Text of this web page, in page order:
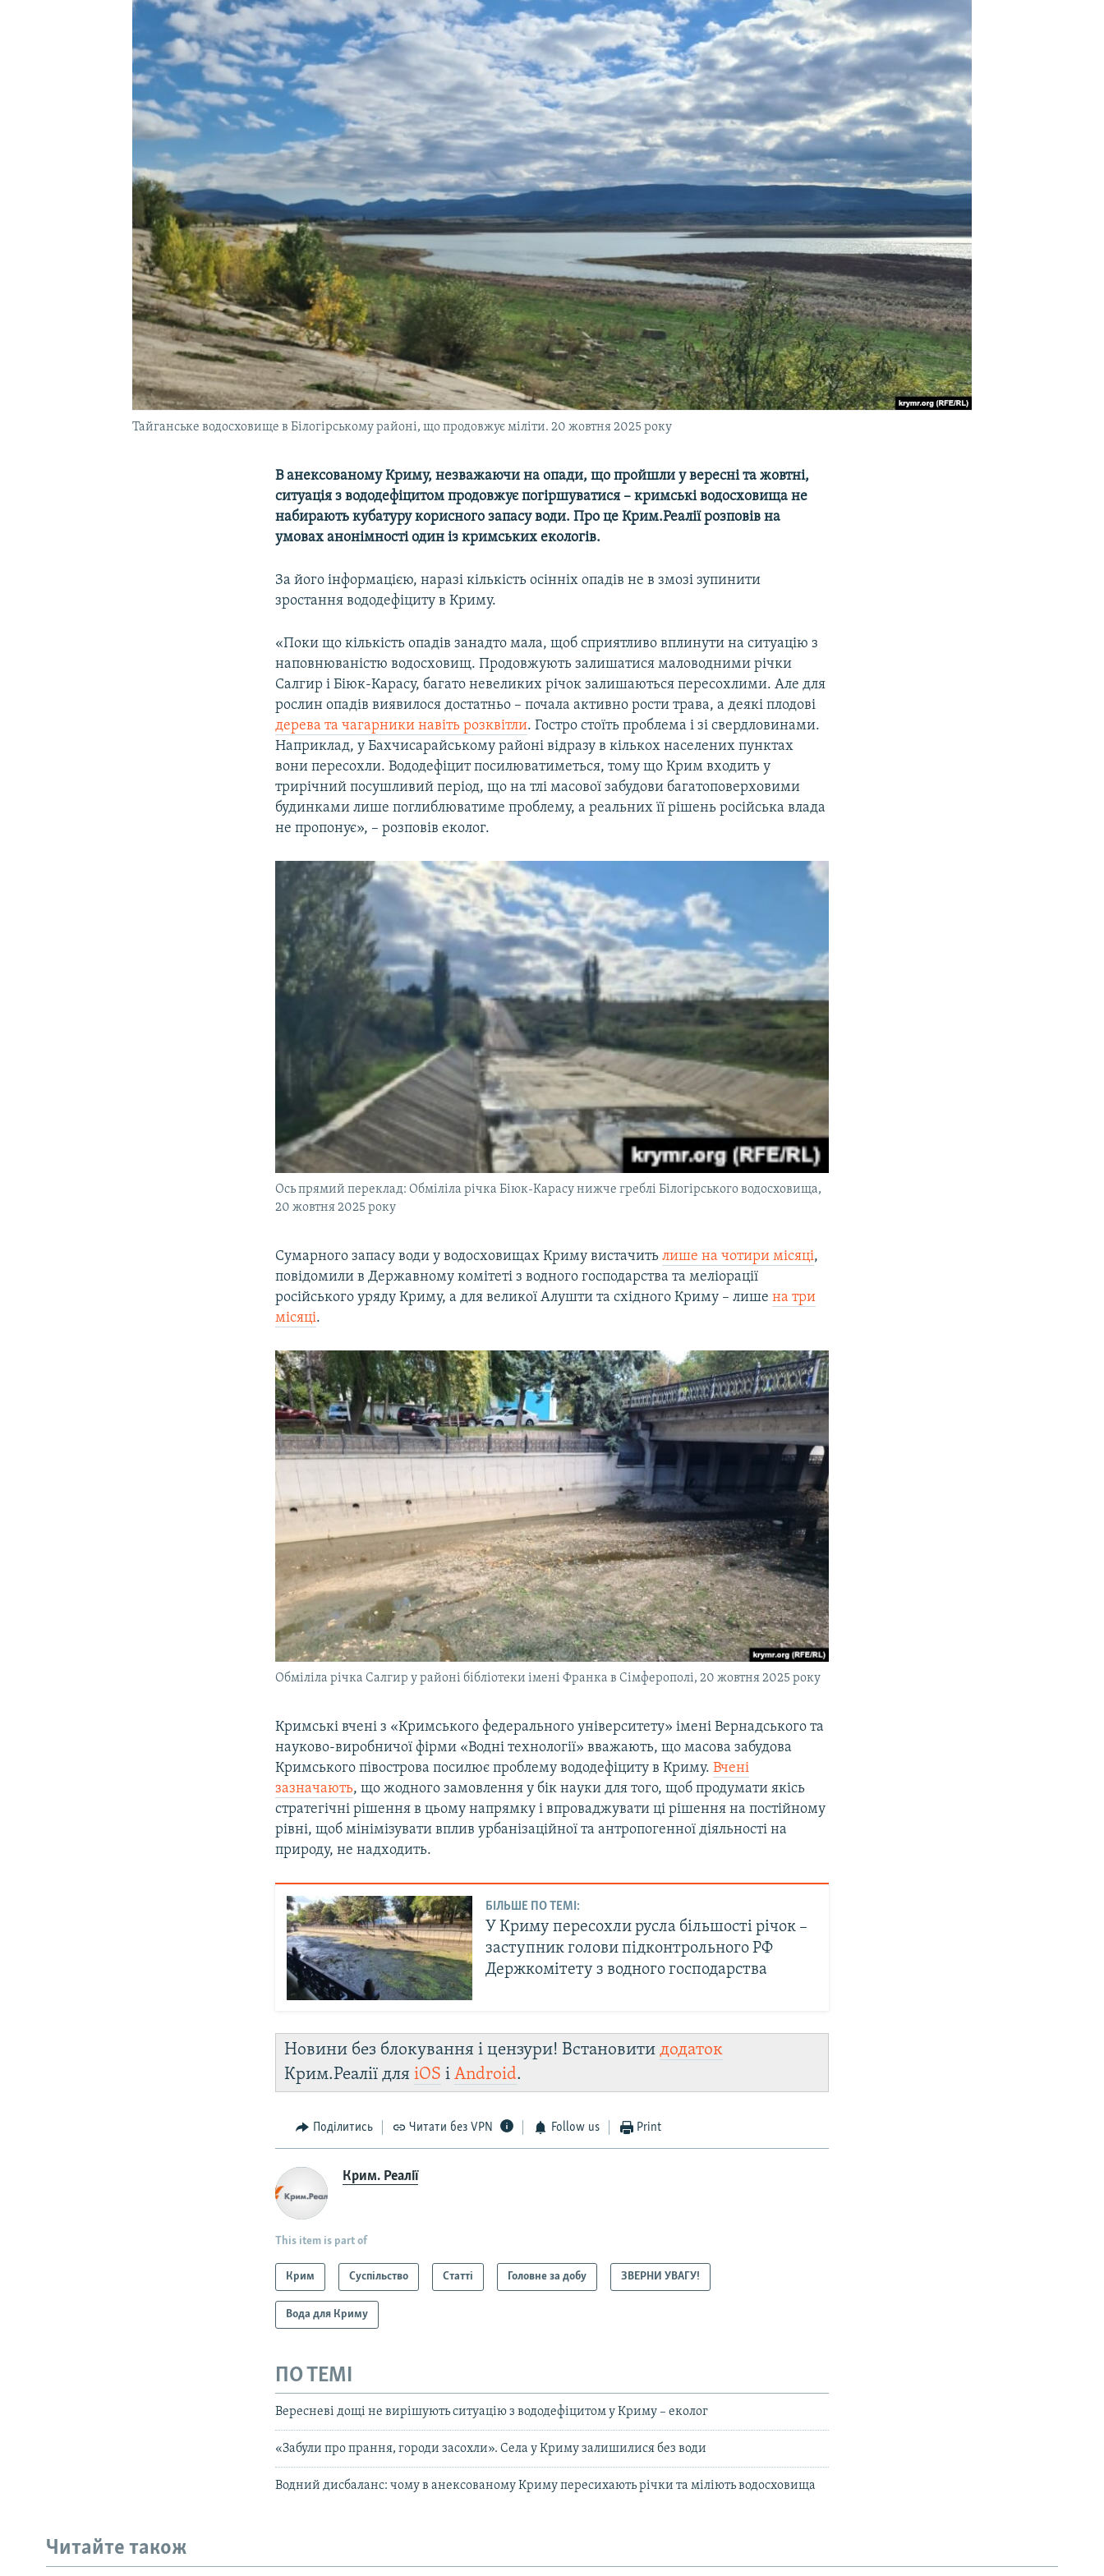
УКРАЇНСЬКА ПРОБЛЕМА КРИМУ
Тайганське водосховище в Білогірському районі, що продовжує міліти. 20 жовтня 2025 року
В анексованому Криму, незважаючи на опади, що пройшли у вересні та жовтні,
ситуація з вододефіцитом продовжує погіршуватися – кримські водосховища не
набирають кубатуру корисного запасу води. Про це Крим.Реалії розповів на
умовах анонімності один із кримських екологів.
За його інформацією, наразі кількість осінніх опадів не в змозі зупинити
зростання вододефіциту в Криму.
«Поки що кількість опадів занадто мала, щоб сприятливо вплинути на ситуацію з
наповнюваністю водосховищ. Продовжують залишатися маловодними річки
Салгир і Біюк-Карасу, багато невеликих річок залишаються пересохлими. Але для
рослин опадів виявилося достатньо – почала активно рости трава, а деякі плодові
дерева та чагарники навіть розквітли. Гостро стоїть проблема і зі свердловинами.
Наприклад, у Бахчисарайському районі відразу в кількох населених пунктах
вони пересохли. Вододефіцит посилюватиметься, тому що Крим входить у
трирічний посушливий період, що на тлі масової забудови багатоповерховими
будинками лише поглиблюватиме проблему, а реальних її рішень російська влада
не пропонує», – розповів еколог.
Ось прямий переклад: Обміліла річка Біюк-Карасу нижче греблі Білогірського водосховища,
20 жовтня 2025 року
Сумарного запасу води у водосховищах Криму вистачитьлише на чотири місяці,
повідомили в Державному комітеті з водного господарства та меліорації
російського уряду Криму, а для великої Алушти та східного Криму – лишена три
місяці.
Обміліла річка Салгир у районі бібліотеки імені Франка в Сімферополі, 20 жовтня 2025 року
Кримські вчені з «Кримського федерального університету» імені Вернадського та
науково-виробничої фірми «Водні технології» вважають, що масова забудова
Кримського півострова посилює проблему вододефіциту в Криму.Вчені
зазначають, що жодного замовлення у бік науки для того, щоб продумати якісь
стратегічні рішення в цьому напрямку і впроваджувати ці рішення на постійному
рівні, щоб мінімізувати вплив урбанізаційної та антропогенної діяльності на
природу, не надходить.
БІЛЬШЕ ПО ТЕМІ:
У Криму пересохли русла більшості річок –
заступник голови підконтрольного РФ
Держкомітету з водного господарства
Новини без блокування і цензури! Встановитидодаток
Крим.Реалії дляiOS іAndroid.
Поділитись Читати без VPN Follow us Print
Крим. Реалії
This item is part of
Крим Суспільство Статті Головне за добу ЗВЕРНИ УВАГУ!
Вода для Криму
ПО ТЕМІ
Вересневі дощі не вирішують ситуацію з вододефіцитом у Криму – еколог
«Забули про прання, городи засохли». Села у Криму залишилися без води
Водний дисбаланс: чому в анексованому Криму пересихають річки та міліють водосховища
Читайте також